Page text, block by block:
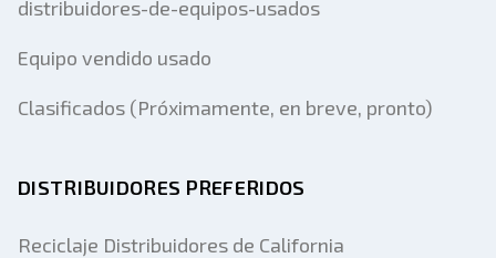
distribuidores-de-equipos-usados
Equipo vendido usado
Clasificados (Próximamente, en breve, pronto)
DISTRIBUIDORES PREFERIDOS
Reciclaje Distribuidores de California